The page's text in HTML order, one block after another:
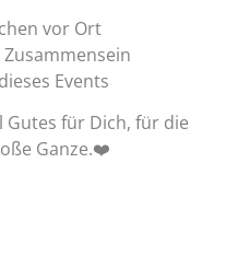
vor Ort
Events
Gutes für Dich, für die
Ganze.❤️